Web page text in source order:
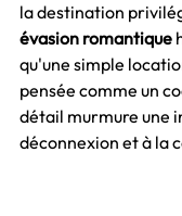
la destination
évasion romantique
qu'une simple
pensée comme un
détail murmure une
déconnexion et à la